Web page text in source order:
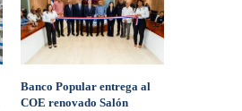
Banco Popular entrega al
COE renovado Salón